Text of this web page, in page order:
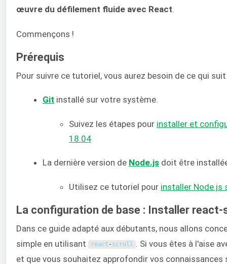
œuvre du défilement fluide avec React.
Commençons !
Prérequis
Pour suivre ce tutoriel, vous aurez besoin de ce qui suit
Git installé sur votre système.
Suivez les étapes pour installer et
18.04
La dernière version de Node.js doit être
Utilisez ce tutoriel pour installer Node.js
La configuration de base : Installer react-
Dans ce guide adapté aux débutants, nous allons
simple en utilisant
react - scroll . Si vous êtes à l'aise
et que vous souhaitez approfondir vos connaissances